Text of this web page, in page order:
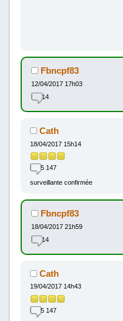
Fbncpf83
12/04/2017 17h03
14
Cath
18/04/2017 15h14
5 147
surveillante confirmée
Fbncpf83
18/04/2017 21h59
14
Cath
19/04/2017 14h43
5 147